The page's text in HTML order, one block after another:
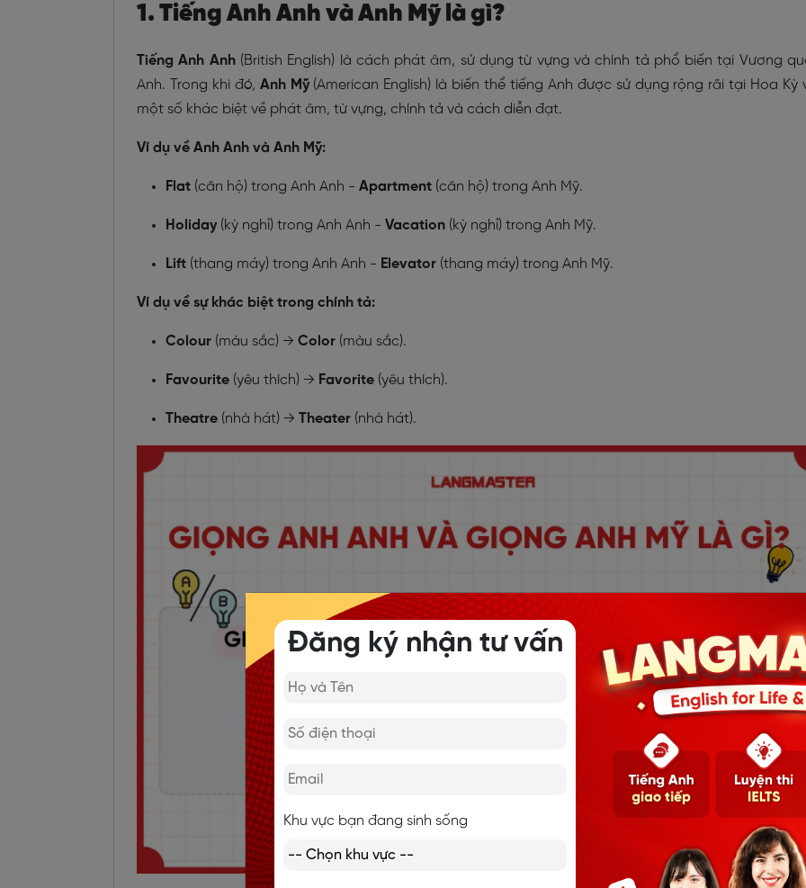
1. Tiếng Anh Anh và Anh Mỹ là gì?
Tiếng Anh Anh (British English) là cách phát âm, sử dụng từ vựng và chính tả phổ biến tại Vương
Anh.
Trong khi đó, Anh Mỹ (American English) là biến thể tiếng Anh được sử dụng rộng rãi tại Hoa Kỳ
một số khác biệt về phát âm, từ vựng, chính tả và cách diễn đạt.
Ví dụ về Anh Anh và Anh Mỹ:
Flat (căn hộ) trong Anh Anh - Apartment (căn hộ) trong Anh Mỹ.
Holiday (kỳ nghỉ) trong Anh Anh - Vacation (kỳ nghỉ) trong Anh Mỹ.
Lift (thang máy) trong Anh Anh - Elevator (thang máy) trong Anh Mỹ.
Ví dụ về sự khác biệt trong chính tả:
Colour (màu sắc) → Color (màu sắc).
Favourite (yêu thích) → Favorite (yêu thích).
Theatre (nhà hát) → Theater (nhà hát).
Đăng ký nhận tư vấn
Khu vực bạn đang sinh sống